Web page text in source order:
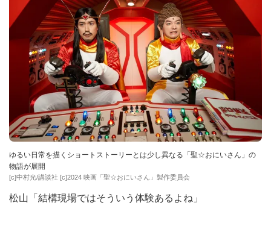
ゆるい日常を描くショートストーリーとは少し異なる「聖☆おにいさん」の
物語が展開
[c]中村光/講談社 [c]2024 映画「聖☆おにいさん」製作委員会
松山「結構現場ではそういう体験あるよね」